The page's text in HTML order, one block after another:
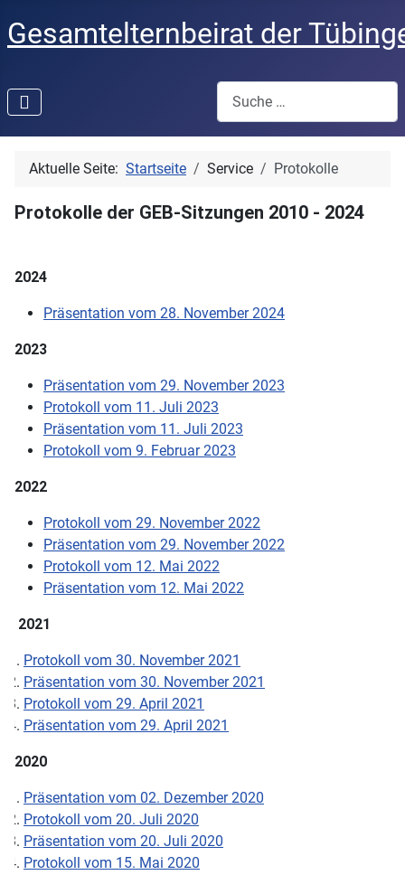
Gesamtelternbeirat der
Suchen
Aktuelle Seite: Startseite Service Protokolle
Protokolle der GEB-Sitzungen 2010 - 2024
2024
Präsentation vom 28. November 2024
2023
Präsentation vom 29. November 2023
Protokoll vom 11. Juli 2023
Präsentation vom 11. Juli 2023
Protokoll vom 9. Februar 2023
2022
Protokoll vom 29. November 2022
Präsentation vom 29. November 2022
Protokoll vom 12. Mai 2022
Präsentation vom 12. Mai 2022
2021
Protokoll vom 30. November 2021
Präsentation vom 30. November 2021
Protokoll vom 29. April 2021
Präsentation vom 29. April 2021
2020
Präsentation vom 02. Dezember 2020
Protokoll vom 20. Juli 2020
Präsentation vom 20. Juli 2020
Protokoll vom 15. Mai 2020